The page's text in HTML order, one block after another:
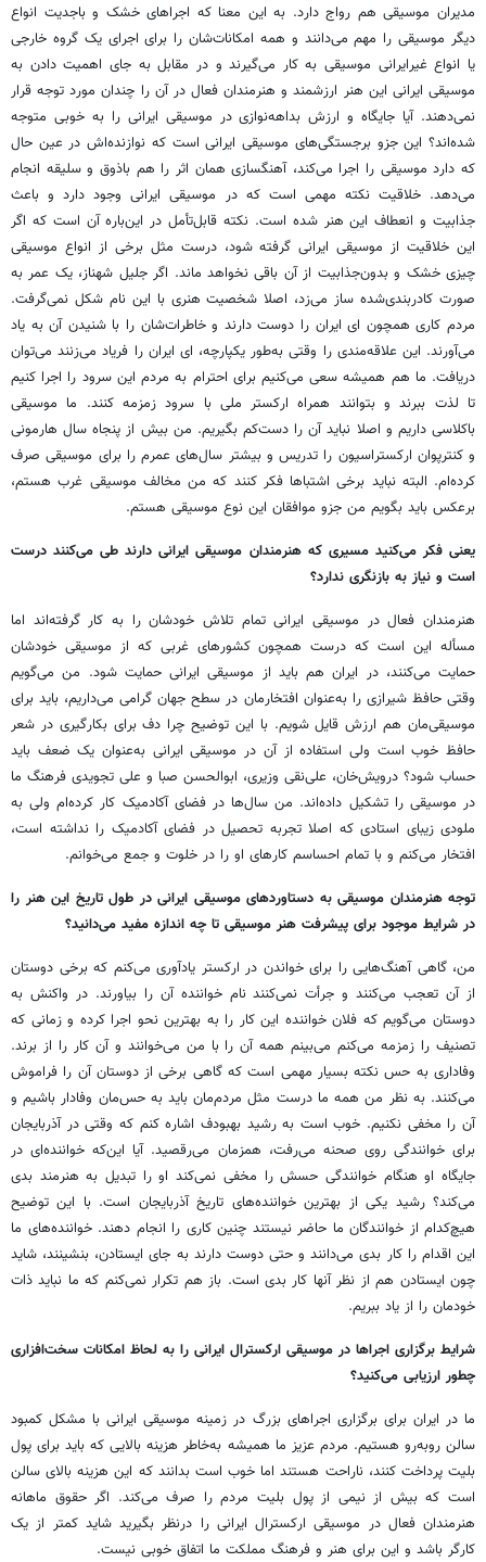
مدیران موسیقی هم رواج دارد. به این معنا که اجراهای خشک و باجدیت انواع
دیگر موسیقی را مهم می‌دانند و همه امکانات‌شان را برای اجرای یک گروه خارجی
یا انواع غیرایرانی موسیقی به کار می‌گیرند و در مقابل به جای اهمیت دادن به
موسیقی ایرانی این هنر ارزشمند و هنرمندان فعال در آن را چندان مورد توجه قرار
نمی‌دهند. آیا جایگاه و ارزش بداهه‌نوازی در موسیقی ایرانی را به خوبی متوجه
شده‌اند؟ این جزو برجستگی‌های موسیقی ایرانی است که نوازنده‌اش در عین حال
که دارد موسیقی را اجرا می‌کند، آهنگسازی همان اثر را هم باذوق و سلیقه انجام
می‌دهد. خلاقیت نکته مهمی است که در موسیقی ایرانی وجود دارد و باعث
جذابیت و انعطاف این هنر شده است. نکته قابل‌تأمل در این‌باره آن است که اگر
این خلاقیت از موسیقی ایرانی گرفته شود، درست مثل برخی از انواع موسیقی
چیزی خشک و بدون‌جذابیت از آن باقی نخواهد ماند. اگر جلیل شهناز، یک عمر به
صورت کادربندی‌شده ساز می‌زد، اصلا شخصیت هنری با این نام شکل نمی‌گرفت.
مردم کاری همچون‌ ای ایران را دوست دارند و خاطرات‌شان را با شنیدن آن به یاد
می‌آورند. این علاقه‌مندی را وقتی به‌طور یکپارچه، ‌ای ایران را فریاد می‌زنند می‌توان
دریافت. ما هم همیشه سعی می‌کنیم برای احترام به مردم این سرود را اجرا کنیم
تا لذت ببرند و بتوانند همراه ارکستر ملی با سرود زمزمه کنند. ما موسیقی
باکلاسی داریم و اصلا نباید آن را دست‌کم بگیریم. من بیش از پنجاه سال‌ هارمونی
و کنترپوان ارکستراسیون را تدریس و بیشتر سال‌های عمرم را برای موسیقی صرف
کرده‌ام. البته نباید برخی اشتباها فکر کنند که من مخالف موسیقی غرب هستم،
برعکس باید بگویم من جزو موافقان این نوع موسیقی‌ هستم.
یعنی فکر می‌کنید مسیری که هنرمندان موسیقی ایرانی دارند طی می‌کنند درست
است و نیاز به بازنگری ندارد؟
هنرمندان فعال در موسیقی ایرانی تمام تلاش خودشان را به کار گرفته‌اند اما
مسأله این است که درست همچون کشورهای غربی که از موسیقی خودشان
حمایت می‌کنند، در ایران هم باید از موسیقی ایرانی حمایت شود. من می‌گویم
وقتی حافظ شیرازی را به‌عنوان افتخارمان در سطح جهان گرامی می‌داریم، باید برای
موسیقی‌مان هم ارزش قایل شویم. با این توضیح چرا دف برای بکارگیری در شعر
حافظ خوب است ولی استفاده از آن در موسیقی ایرانی به‌عنوان یک ضعف باید
حساب شود؟ درویش‌خان، علی‌‌نقی وزیری، ابوالحسن صبا و علی تجویدی فرهنگ ما
در موسیقی را تشکیل داده‌اند. من سال‌ها در فضای آکادمیک کار کرده‌ام ولی به
ملودی زیبای استادی که اصلا تجربه تحصیل در فضای آکادمیک را نداشته است،
افتخار می‌کنم و با تمام احساسم کارهای او را در خلوت و جمع می‌خوانم.
توجه هنرمندان موسیقی به دستاوردهای موسیقی ایرانی در طول تاریخ این هنر را
در شرایط موجود برای پیشرفت هنر موسیقی تا چه اندازه مفید می‌دانید؟
من، گاهی آهنگ‌هایی را برای خواندن در ارکستر یادآوری می‌کنم که برخی دوستان
از آن تعجب می‌کنند و جرأت نمی‌کنند نام خواننده آن را بیاورند. در واکنش به
دوستان می‌گویم که فلان خواننده این کار را به بهترین نحو اجرا کرده و زمانی که
تصنیف را زمزمه می‌کنم می‌بینم همه آن را با من می‌خوانند و آن کار را از برند.
وفاداری به حس نکته بسیار مهمی است که گاهی برخی از دوستان آن را فراموش
می‌کنند. به نظر من همه ما درست مثل مردم‌مان باید به حس‌مان وفادار باشیم و
آن را مخفی نکنیم. خوب است به رشید بهبودف اشاره کنم که وقتی در آذربایجان
برای خوانندگی روی صحنه می‌رفت، همزمان می‌رقصید. آیا این‌که خواننده‌ای در
جایگاه او هنگام خوانندگی حسش را مخفی نمی‌کند او را تبدیل به هنرمند بدی
می‌کند؟ رشید یکی از بهترین خواننده‌های تاریخ آذربایجان است. با این توضیح
هیچ‌کدام از خوانندگان ما حاضر نیستند چنین‌ کاری را انجام دهند. خواننده‌های ما
این اقدام را کار بدی می‌دانند و حتی دوست دارند به جای ایستادن، بنشینند، شاید
چون ایستادن هم از نظر آنها کار بدی است. باز هم تکرار نمی‌کنم که ما نباید ذات
خودمان را از یاد ببریم.
شرایط برگزاری اجراها در موسیقی ارکسترال ایرانی را به لحاظ امکانات سخت‌افزاری
چطور ارزیابی می‌کنید؟
ما در ایران برای برگزاری اجراهای بزرگ در زمینه موسیقی ایرانی با مشکل کمبود
سالن روبه‌رو هستیم. مردم عزیز ما همیشه به‌خاطر هزینه بالایی که باید برای پول
بلیت پرداخت کنند، ناراحت هستند اما خوب است بدانند که این هزینه بالای سالن
است که بیش از نیمی از پول بلیت مردم را صرف می‌کند. اگر حقوق ماهانه
هنرمندان فعال در موسیقی ارکسترال ایرانی را درنظر بگیرید شاید کمتر از یک
کارگر باشد و این برای هنر و فرهنگ مملکت ما اتفاق خوبی نیست.